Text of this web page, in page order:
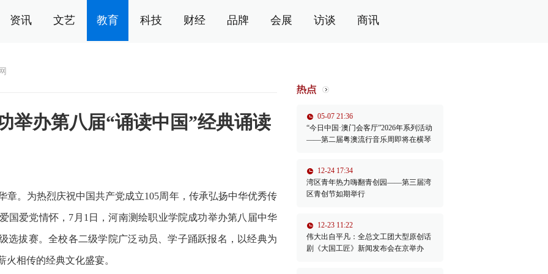
资讯 文艺 教育 科技 财经 品牌 会展 访谈 商讯
举办第八届“诵读中国”经典诵读
为热烈庆祝中国共产党成立105周年，传承弘扬中华优秀传
国爱党情怀，7月1日，河南测绘职业学院成功举办第八届中华
选拔赛。全校各二级学院广泛动员、学子踊跃报名，以经典为
相传的经典文化盛宴。
05-07 21:36
“今日中国·澳门会客厅”2026年系列活动
——第二届粤澳流行音乐周即将在横琴
12-24 17:34
湾区青年热力嗨翻青创园——第三届湾
区青创节如期举行
12-23 11:22
伟大出自平凡：全总文工团大型原创话
剧《大国工匠》新闻发布会在京举办